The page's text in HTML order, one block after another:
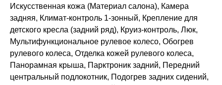
Искусственная кожа (Материал салона), Камера
задняя, Климат-контроль 1-зонный, Крепление для
детского кресла (задний ряд), Круиз-контроль, Люк,
Мультифункциональное рулевое колесо, Обогрев
рулевого колеса, Отделка кожей рулевого колеса,
Панорамная крыша, Парктроник задний, Передний
центральный подлокотник, Подогрев задних сидений,